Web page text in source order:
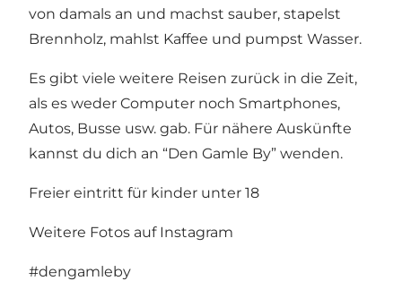
von damals an und machst sauber, stapelst
Brennholz, mahlst Kaffee und pumpst Wasser.
Es gibt viele weitere Reisen zurück in die Zeit,
als es weder Computer noch Smartphones,
Autos, Busse usw. gab. Für nähere Auskünfte
kannst du dich an “Den Gamle By” wenden.
Freier eintritt für kinder unter 18
Weitere Fotos auf Instagram
#dengamleby